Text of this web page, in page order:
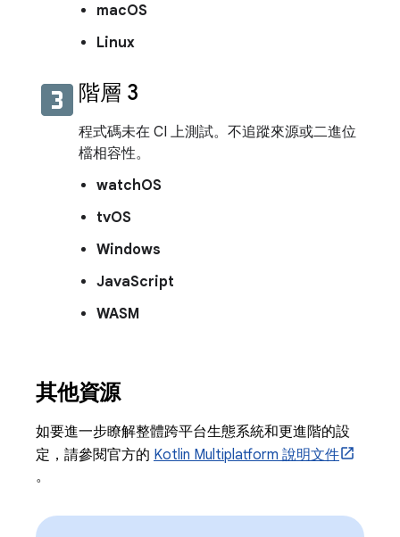
macOS
Linux
looks_3 階層 3
程式碼未在 CI 上測試。不追蹤來源或二進位
檔相容性。
watchOS
tvOS
Windows
JavaScript
WASM
其他資源
如要進一步瞭解整體跨平台生態系統和更進階的設
定，請參閱官方的 Kotlin Multiplatform 說明文件
。